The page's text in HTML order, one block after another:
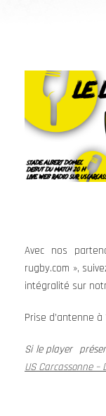
Avec nos
rugby.com »,
intégralité sur
Prise d’antenne
Si le player
US Carcassonne –